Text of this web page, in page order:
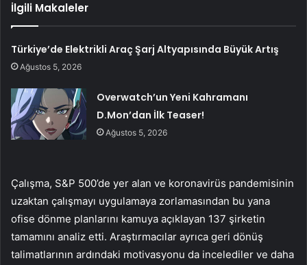
İlgili Makaleler
Türkiye’de Elektrikli Araç Şarj Altyapısında Büyük Artış
Ağustos 5, 2026
Overwatch’un Yeni Kahramanı
D.Mon’dan İlk Teaser!
Ağustos 5, 2026
Çalışma, S&P 500’de yer alan ve koronavirüs pandemisinin
uzaktan çalışmayı uygulamaya zorlamasından bu yana
ofise dönme planlarını kamuya açıklayan 137 şirketin
tamamını analiz etti. Araştırmacılar ayrıca geri dönüş
talimatlarının ardındaki motivasyonu da incelediler ve daha